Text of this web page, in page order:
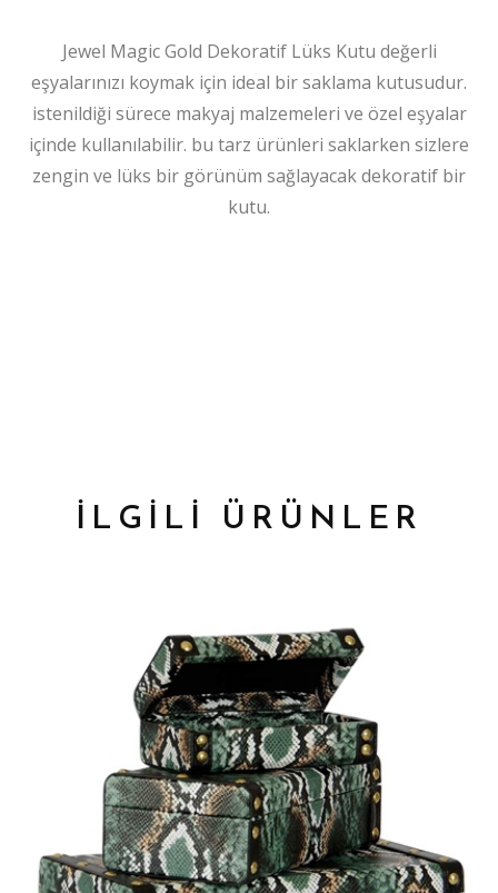
Jewel Magic Gold Dekoratif Lüks Kutu değerli
eşyalarınızı koymak için ideal bir saklama kutusudur.
istenildiği sürece makyaj malzemeleri ve özel eşyalar
içinde kullanılabilir. bu tarz ürünleri saklarken sizlere
zengin ve lüks bir görünüm sağlayacak dekoratif bir
kutu.
İLGİLİ ÜRÜNLER